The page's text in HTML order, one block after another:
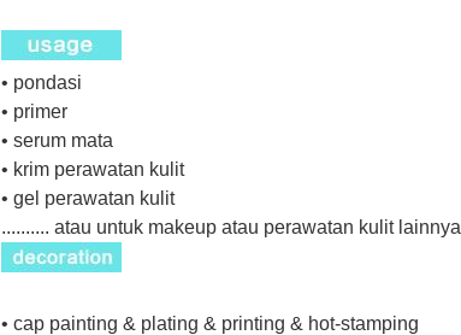
• pondasi
• primer
• serum mata
• krim perawatan kulit
• gel perawatan kulit
.......... atau untuk makeup atau perawatan kulit lainnya
• cap painting & plating & printing & hot-stamping